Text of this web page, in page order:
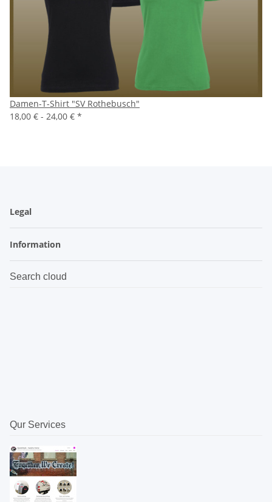
Damen-T-Shirt "SV Rothebusch"
18,00 € - 24,00 € *
Legal
Information
Search cloud
Qur Services